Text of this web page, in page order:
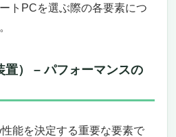
SSDで効率的な作業環境
HDディスプレイで精密な編
バイル性
接続性で拡張性抜群
ームを両立
トPCを選ぶ際の各要素につ
置） – パフォーマンスの
能を決定する重要な要素で